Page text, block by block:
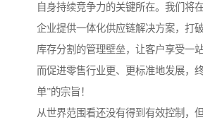
自身持续竞争力的关键所在。我们将
企业提供一体化供应链解决方案，打
库存分割的管理壁垒，让客户享受一
而促进零售行业更、更标准地发展，
单”的宗旨！
从世界范围看还没有得到有效控制，